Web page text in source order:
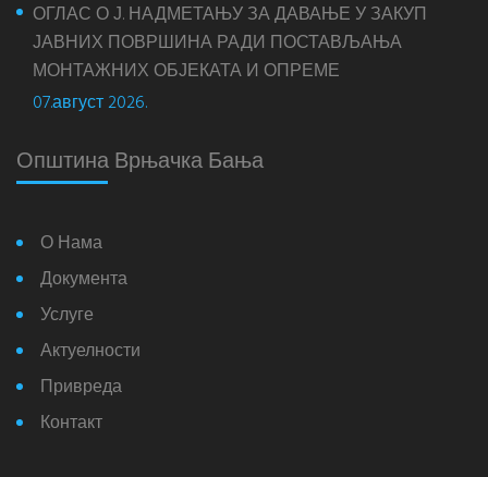
ОГЛАС О Ј. НАДМЕТАЊУ ЗА ДАВАЊЕ У ЗАКУП
ЈАВНИХ ПОВРШИНА РАДИ ПОСТАВЉАЊА
МОНТАЖНИХ ОБЈЕКАТА И ОПРЕМЕ
07.август 2026.
Општина Врњачка Бања
О Нама
Документа
Услуге
Актуелности
Привреда
Контакт